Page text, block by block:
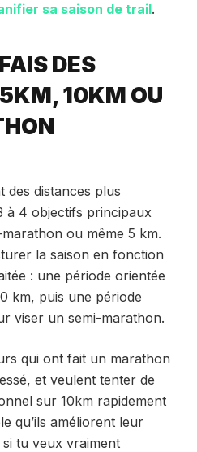
sa saison de trail.
DES
10KM OU
distances plus
à 4 objectifs principaux
ou même 5 km.
la saison en fonction
: une période orientée
km, puis une période
viser un semi-marathon.
qui ont fait un marathon
et veulent tenter de
sur 10km rapidement
qu’ils améliorent leur
tu veux vraiment